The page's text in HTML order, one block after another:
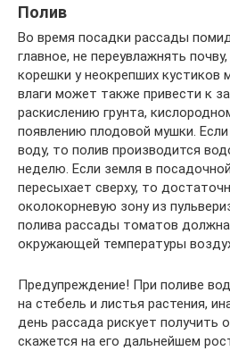
Полив
Во время посадки рассады
главное, не переувлажнять
корешки у неокрепших кустиков
влаги может также привести к
раскислению грунта,
появлению плодовой мушки.
воду, то полив производится
неделю. Если земля в
пересыхает сверху, то
околокорневую зону из
полива рассады томатов
окружающей температуры
Предупреждение! При поливе
на стебель и листья растения,
день рассада рискует получить
скажется на его дальнейшем